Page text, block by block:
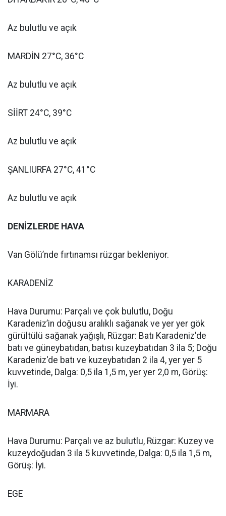
Az bulutlu ve açık
MARDİN 27°C, 36°C
Az bulutlu ve açık
SİİRT 24°C, 39°C
Az bulutlu ve açık
ŞANLIURFA 27°C, 41°C
Az bulutlu ve açık
DENİZLERDE HAVA
Van Gölü’nde fırtınamsı rüzgar bekleniyor.
KARADENİZ
Hava Durumu: Parçalı ve çok bulutlu, Doğu
Karadeniz’in doğusu aralıklı sağanak ve yer yer gök
gürültülü sağanak yağışlı, Rüzgar: Batı Karadeniz'de
batı ve güneybatıdan, batısı kuzeybatıdan 3 ila 5; Doğu
Karadeniz'de batı ve kuzeybatıdan 2 ila 4, yer yer 5
kuvvetinde, Dalga: 0,5 ila 1,5 m, yer yer 2,0 m, Görüş:
İyi.
MARMARA
Hava Durumu: Parçalı ve az bulutlu, Rüzgar: Kuzey ve
kuzeydoğudan 3 ila 5 kuvvetinde, Dalga: 0,5 ila 1,5 m,
Görüş: İyi.
EGE